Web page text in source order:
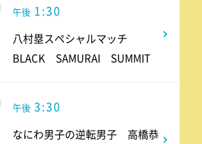
午後 1:30
八村塁スペシャルマッチ
BLACK SAMURAI SUMMIT
午後 3:30
なにわ男子の逆転男子 高橋恭